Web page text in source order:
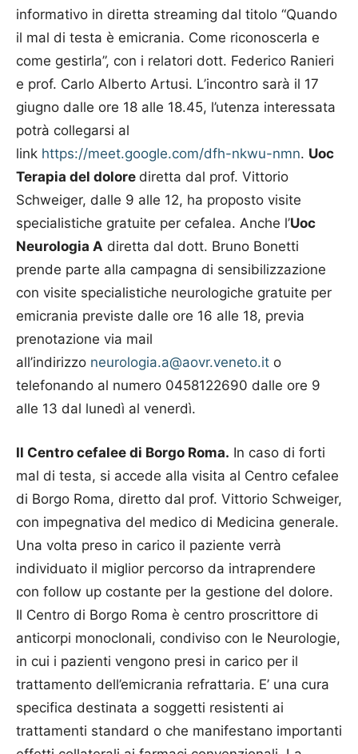
informativo in diretta streaming dal titolo “Quando
il mal di testa è emicrania. Come riconoscerla e
come gestirla”, con i relatori dott. Federico Ranieri
e prof. Carlo Alberto Artusi. L’incontro sarà il 17
giugno dalle ore 18 alle 18.45, l’utenza interessata
potrà collegarsi al
link https://meet.google.com/dfh-nkwu-nmn. Uoc
Terapia del dolore diretta dal prof. Vittorio
Schweiger, dalle 9 alle 12, ha proposto visite
specialistiche gratuite per cefalea. Anche l’Uoc
Neurologia A diretta dal dott. Bruno Bonetti
prende parte alla campagna di sensibilizzazione
con visite specialistiche neurologiche gratuite per
emicrania previste dalle ore 16 alle 18, previa
prenotazione via mail
all’indirizzo neurologia.a@aovr.veneto.it o
telefonando al numero 0458122690 dalle ore 9
alle 13 dal lunedì al venerdì.
Il Centro cefalee di Borgo Roma. In caso di forti
mal di testa, si accede alla visita al Centro cefalee
di Borgo Roma, diretto dal prof. Vittorio Schweiger,
con impegnativa del medico di Medicina generale.
Una volta preso in carico il paziente verrà
individuato il miglior percorso da intraprendere
con follow up costante per la gestione del dolore.
Il Centro di Borgo Roma è centro proscrittore di
anticorpi monoclonali, condiviso con le Neurologie,
in cui i pazienti vengono presi in carico per il
trattamento dell’emicrania refrattaria. E’ una cura
specifica destinata a soggetti resistenti ai
trattamenti standard o che manifestano importanti